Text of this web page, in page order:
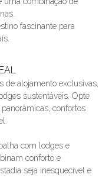
fascinante para
de alojamento exclusivas,
sustentáveis. Opte
confortos
com lodges e
conforto e
seja inesquecível e